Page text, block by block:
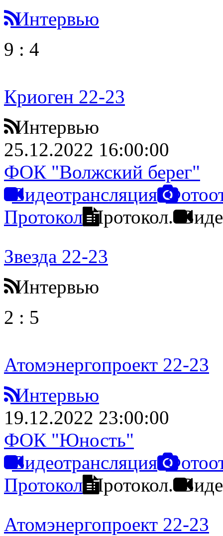
Интервью
9 : 4
Криоген 22-23
Интервью
25.12.2022 16:00:00
ФОК "Волжский берег"
Видеотрансляция
Протокол Протокол.
Звезда 22-23
Интервью
2 : 5
Атомэнергопроект 22-23
Интервью
19.12.2022 23:00:00
ФОК "Юность"
Видеотрансляция
Протокол Протокол.
Атомэнергопроект 22-23